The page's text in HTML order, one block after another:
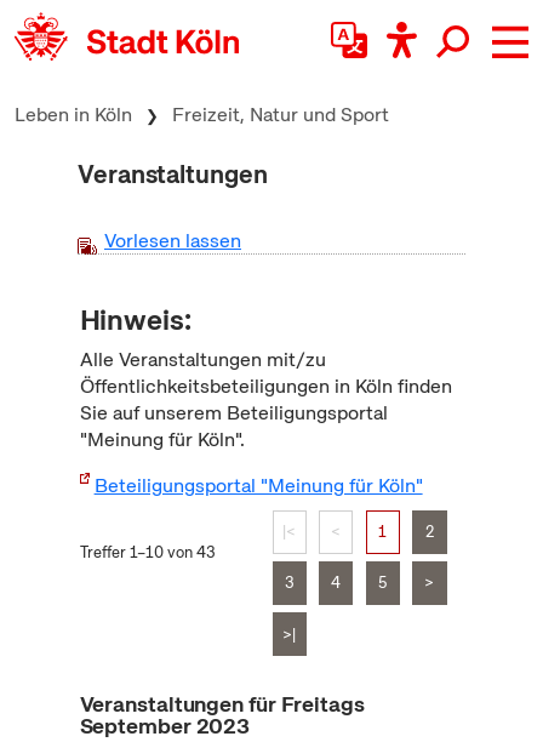
zum Inhalt springen
Leben in Köln Freizeit, Natur und Sport
Veranstaltungen
Vorlesen lassen
Hinweis:
Alle Veranstaltungen mit/zu
Öffentlichkeitsbeteiligungen in Köln finden
Sie auf unserem Beteiligungsportal
"Meinung für Köln".
Beteiligungsportal "Meinung für Köln"
Treffer 1–10 von 43
|< < 1 2
3 4 5 >
>|
Veranstaltungen für Freitags
September 2023